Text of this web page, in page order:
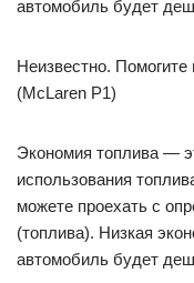
автомобиль будет
Неизвестно.
(McLaren P1)
Экономия топлива —
использования
можете проехать с
(топлива). Низкая
автомобиль будет